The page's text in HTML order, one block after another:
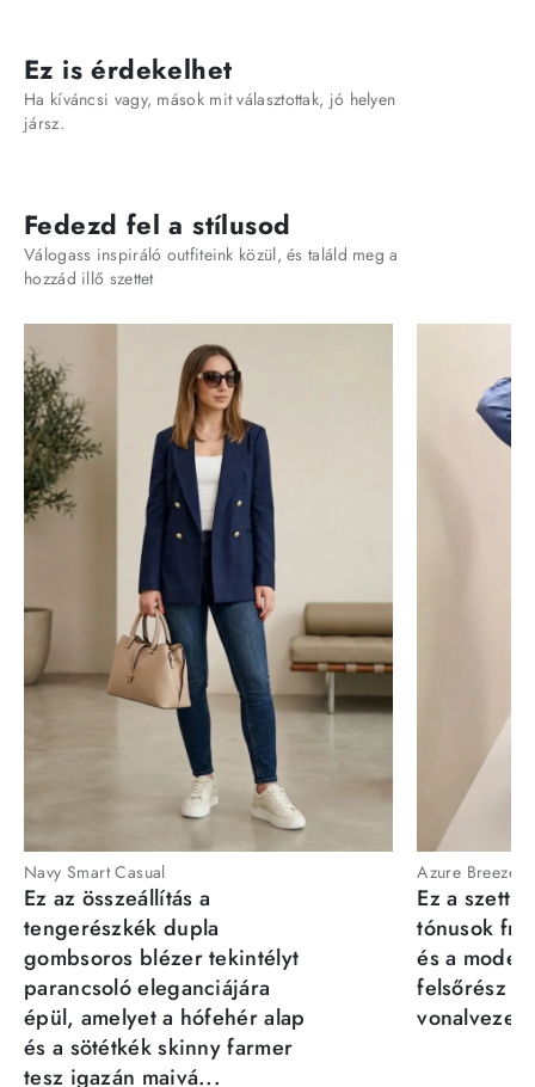
Ez is érdekelhet
Ha kíváncsi vagy, mások mit választottak, jó helyen
jársz.
Fedezd fel a stílusod
Válogass inspiráló outfiteink közül, és találd meg a
hozzád illő szettet
Navy Smart Casual
Ez az összeállítás a
tengerészkék dupla
gombsoros blézer tekintélyt
parancsoló eleganciájára
épül, amelyet a hófehér alap
és a sötétkék skinny farmer
tesz igazán maivá...
Azure Breeze
Ez a szett
tónusok
és a
felsőrész